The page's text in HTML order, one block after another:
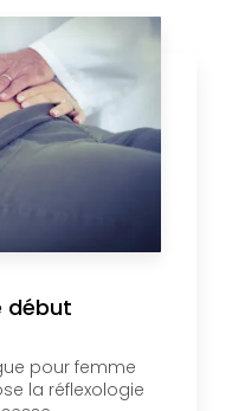
début
pour femme
la réflexologie